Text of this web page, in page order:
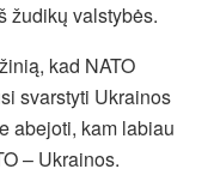
žudikų valstybės.
kad NATO
svarstyti Ukrainos
abejoti, kam labiau
– Ukrainos.